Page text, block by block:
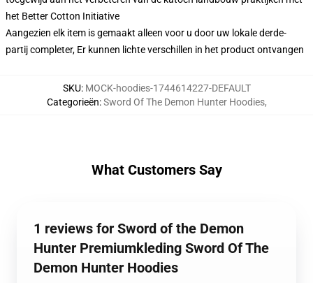
het Better Cotton Initiative
Aangezien elk item is gemaakt alleen voor u door uw lokale derde-
partij completer, Er kunnen lichte verschillen in het product ontvangen
SKU: MOCK-hoodies-1744614227-DEFAULT
Categorieën:Sword Of The Demon Hunter Hoodies,
What Customers Say
1 reviews for Sword of the Demon
Hunter Premiumkleding Sword Of The
Demon Hunter Hoodies